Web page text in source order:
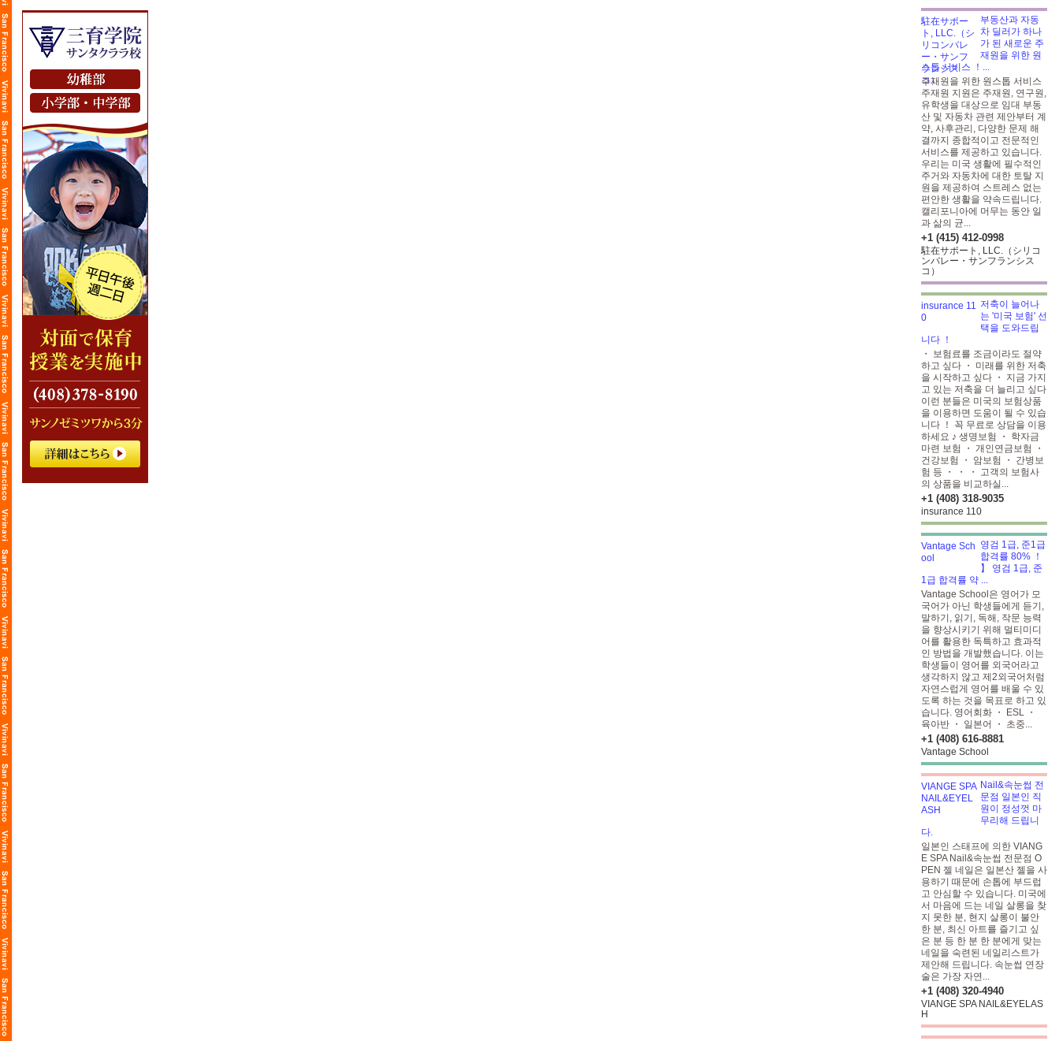
부동산과 자동
차 딜러가 하나
가 된 새로운 주
재원을 위한 원
스톱 서비스 ！...
주재원을 위한 원스톱 서비스
주재원 지원은 주재원, 연구원,
유학생을 대상으로 임대 부동
산 및 자동차 관련 제안부터 계
약, 사후관리, 다양한 문제 해
결까지 종합적이고 전문적인
서비스를 제공하고 있습니다.
우리는 미국 생활에 필수적인
주거와 자동차에 대한 토탈 지
원을 제공하여 스트레스 없는
편안한 생활을 약속드립니다.
캘리포니아에 머무는 동안 일
과 삶의 균...
+1 (415) 412-0998
駐在サポート, LLC.（シリコ
ンバレー・サンフランシス
コ）
저축이 늘어나
는 '미국 보험' 선
택을 도와드립
니다 ！
・ 보험료를 조금이라도 절약
하고 싶다 ・ 미래를 위한 저축
을 시작하고 싶다 ・ 지금 가지
고 있는 저축을 더 늘리고 싶다
이런 분들은 미국의 보험상품
을 이용하면 도움이 될 수 있습
니다 ！ 꼭 무료로 상담을 이용
하세요 ♪ 생명보험 ・ 학자금
마련 보험 ・ 개인연금보험 ・
건강보험 ・ 암보험 ・ 간병보
험 등 ・ ・ ・ 고객의 보험사
의 상품을 비교하실...
+1 (408) 318-9035
insurance 110
영검 1급, 준1급
합격률 80% ！
】 영검 1급, 준
1급 합격률 약 ...
Vantage School은 영어가 모
국어가 아닌 학생들에게 듣기,
말하기, 읽기, 독해, 작문 능력
을 향상시키기 위해 멀티미디
어를 활용한 독특하고 효과적
인 방법을 개발했습니다. 이는
학생들이 영어를 외국어라고
생각하지 않고 제2외국어처럼
자연스럽게 영어를 배울 수 있
도록 하는 것을 목표로 하고 있
습니다. 영어회화 ・ ESL ・
육아반 ・ 일본어 ・ 초중...
+1 (408) 616-8881
Vantage School
Nail&속눈썹 전
문점 일본인 직
원이 정성껏 마
무리해 드립니
다.
일본인 스태프에 의한 VIANG
E SPA Nail&속눈썹 전문점 O
PEN 젤 네일은 일본산 젤을 사
용하기 때문에 손톱에 부드럽
고 안심할 수 있습니다. 미국에
서 마음에 드는 네일 살롱을 찾
지 못한 분, 현지 살롱이 불안
한 분, 최신 아트를 즐기고 싶
은 분 등 한 분 한 분에게 맞는
네일을 숙련된 네일리스트가
제안해 드립니다. 속눈썹 연장
술은 가장 자연...
+1 (408) 320-4940
VIANGE SPA NAIL&EYELAS
H